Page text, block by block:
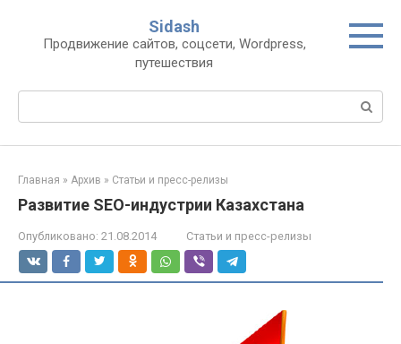
контенту
Sidash
Продвижение сайтов, соцсети, Wordpress,
путешествия
Главная » Архив » Статьи и пресс-релизы
Развитие SEO-индустрии Казахстана
Опубликовано: 21.08.2014 Статьи и пресс-релизы